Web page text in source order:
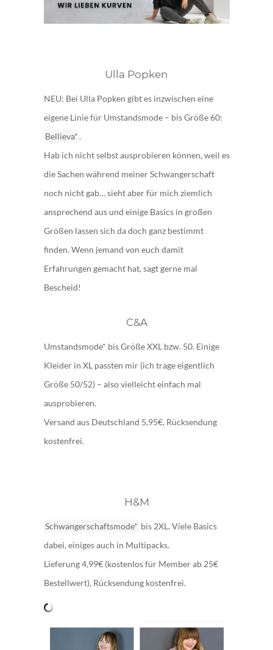
Ulla Popken
NEU: Bei Ulla Popken gibt es inzwischen eine
eigene Linie für Umstandsmode – bis Größe 60:
Bellieva*.
Hab ich nicht selbst ausprobieren können, weil es
die Sachen während meiner Schwangerschaft
noch nicht gab… sieht aber für mich ziemlich
ansprechend aus und einige Basics in großen
Größen lassen sich da doch ganz bestimmt
finden. Wenn jemand von euch damit
Erfahrungen gemacht hat, sagt gerne mal
Bescheid!
C&A
Umstandsmode* bis Größe XXL bzw. 50. Einige
Kleider in XL passten mir (ich trage eigentlich
Größe 50/52) – also vielleicht einfach mal
ausprobieren.
Versand aus Deutschland 5,95€, Rücksendung
kostenfrei.
H&M
Schwangerschaftsmode* bis 2XL. Viele Basics
dabei, einiges auch in Multipacks.
Lieferung 4,99€ (kostenlos für Member ab 25€
Bestellwert), Rücksendung kostenfrei.